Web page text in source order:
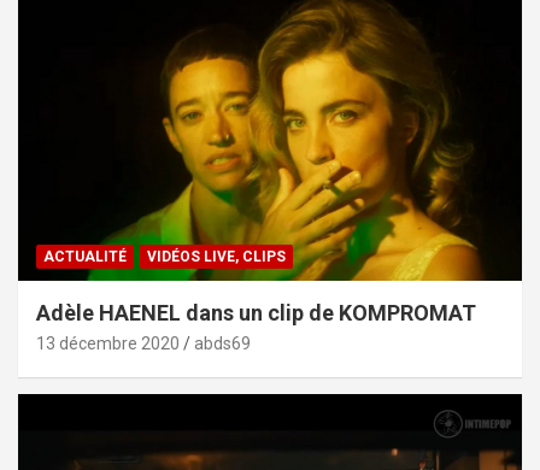
ACTUALITÉ VIDÉOS LIVE, CLIPS
Adèle HAENEL dans un clip de KOMPROMAT
13 décembre 2020 abds69